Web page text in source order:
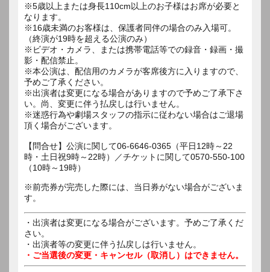
※5歳以上または身長110cm以上のお子様はお席が必要と
なります。
※16歳未満のお客様は、保護者同伴の場合のみ入場可。
（終演が19時を超える公演のみ）
※ビデオ・カメラ、または携帯電話等での録音・録画・撮
影・配信禁止。
※本公演は、配信用のカメラが客席後方に入りますので、
予めご了承ください。
※出演者は変更になる場合がありますので予めご了承下さ
い。尚、変更に伴う払戻しは行いません。
※迷惑行為や劇場スタッフの指示に従わない場合はご退場
頂く場合がございます。
【問合せ】公演に関して06-6646-0365（平日12時～22
時・土日祝9時～22時）／チケットに関して0570-550-100
※前売券が完売した際には、当日券がない場合がございま
す。
・出演者は変更になる場合がございます。予めご了承くだ
さい。
・出演者等の変更に伴う払戻しは行いません。
・ご当選後の変更・キャンセル（取消し）はできません。